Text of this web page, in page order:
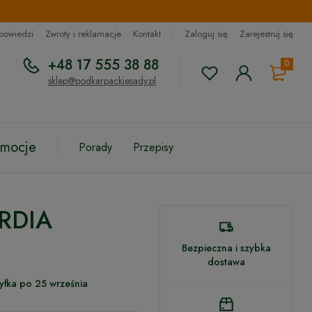
Zwroty i reklamacje Kontakt Zaloguj się Zarejestruj się
0
+48 17 555 38 88
sklep@podkarpackiesady.pl
Porady Przepisy
po 25 września
Bezpieczna i szybka
dostawa